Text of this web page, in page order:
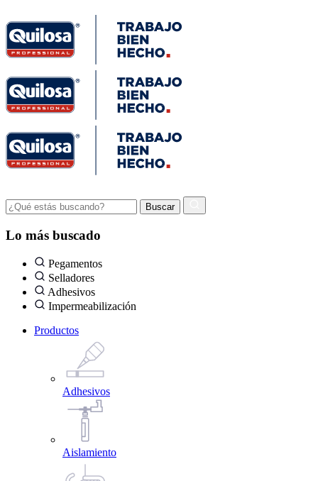
Lo más buscado
Pegamentos
Selladores
Adhesivos
Impermeabilización
Productos
Adhesivos
Aislamiento